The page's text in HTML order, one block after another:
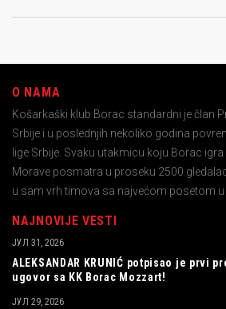
O NAMA
Košarkaški klub Borac standardni je član
Srbije i u poslednjih nekoliko godina
lige Srbije. Svaku utakmicu koju Borac
Morave posmatra u proseku 2500
u sam vrh timova sa najvećom posetom u
NAJNOVIJE VESTI
ALEKSANDAR KRUNIĆ potpisao je prvi
ugovor sa KK Borac Mozzart!
ЈУЛ 31, 2026
ЈУЛ 29, 2026